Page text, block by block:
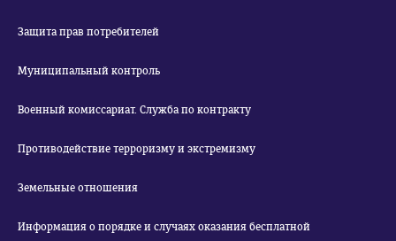
Защита прав потребителей
Муниципальный контроль
Военный комиссариат. Служба по контракту
Противодействие терроризму и экстремизму
Земельные отношения
Информация о порядке и случаях оказания бесплатной